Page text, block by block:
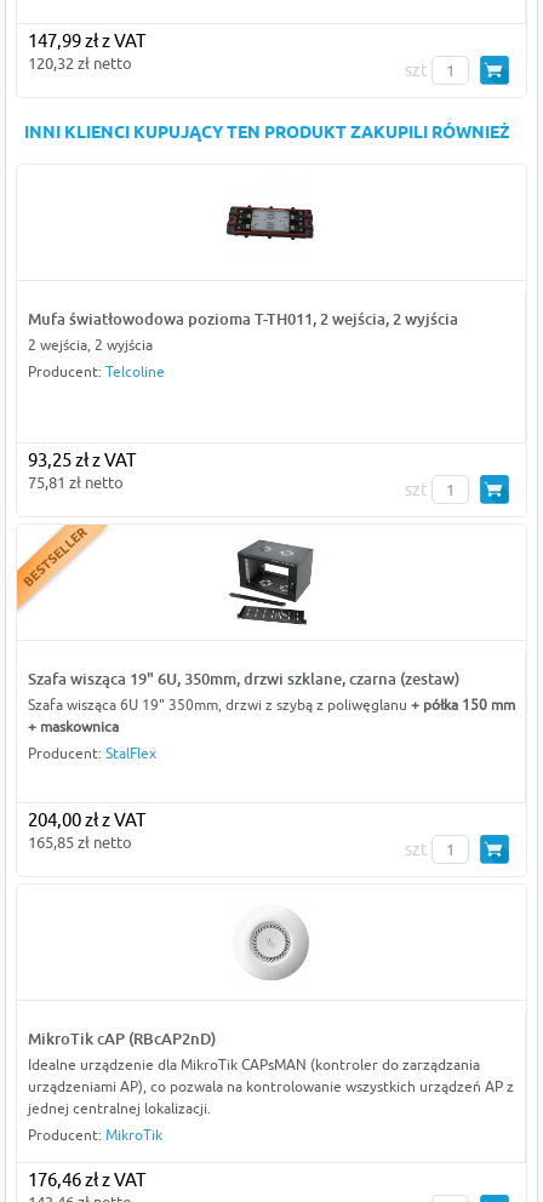
147,99 zł z VAT
120,32 zł netto szt
INNI KLIENCI KUPUJĄCY TEN PRODUKT ZAKUPILI RÓWNIEŻ
Mufa światłowodowa pozioma T-TH011, 2 wejścia, 2 wyjścia
2 wejścia, 2 wyjścia
Producent: Telcoline
93,25 zł z VAT
75,81 zł netto szt
Szafa wisząca 19" 6U, 350mm, drzwi szklane, czarna (zestaw)
Szafa wisząca 6U 19" 350mm, drzwi z szybą z poliwęglanu + półka 150 mm
+ maskownica
Producent: StalFlex
204,00 zł z VAT
165,85 zł netto szt
MikroTik cAP (RBcAP2nD)
Idealne urządzenie dla MikroTik CAPsMAN (kontroler do zarządzania
urządzeniami AP), co pozwala na kontrolowanie wszystkich urządzeń AP z
jednej centralnej lokalizacji.
Producent: MikroTik
176,46 zł z VAT